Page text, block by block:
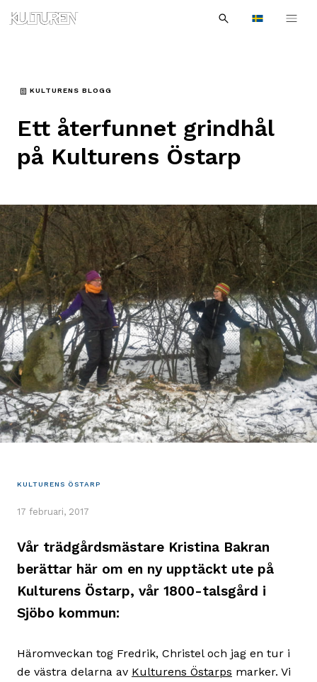
navigationen
innehållet
Languages
efter:
Sök
KULTURENS BLOGG
Ett återfunnet grindhål
på Kulturens Östarp
KULTURENS ÖSTARP
17 februari, 2017
Vår trädgårdsmästare Kristina Bakran
berättar här om en ny upptäckt ute på
Kulturens Östarp, vår 1800-talsgård i
Sjöbo kommun:
Häromveckan tog Fredrik, Christel och jag en tur i
de västra delarna av Kulturens Östarps marker. Vi